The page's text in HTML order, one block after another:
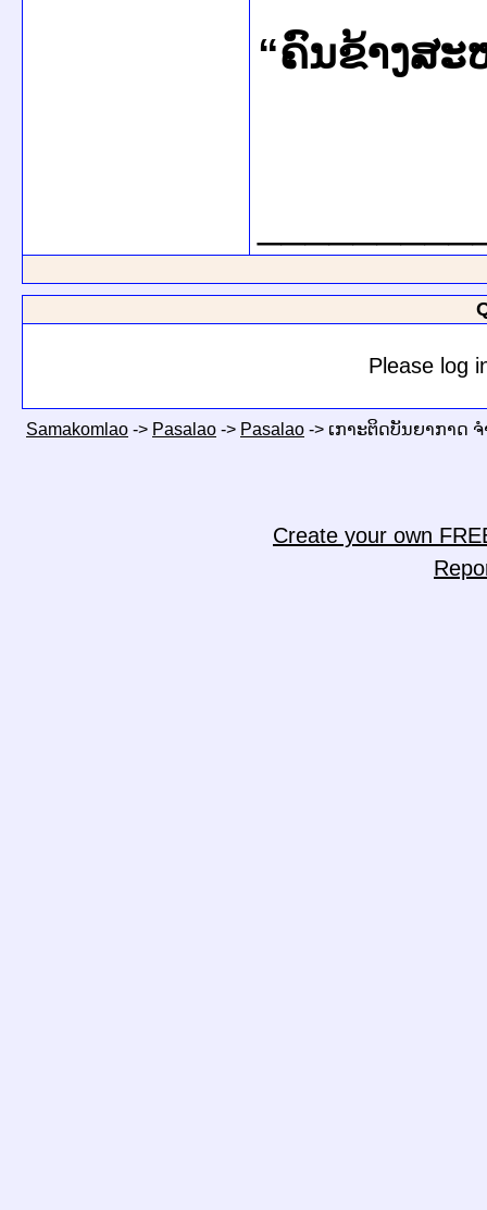
“ຄົນ​ຂ້າງ​ສະ
Please log
Samakomlao -> Pasalao -> Pasalao -> ເກາະຕິດບັນຍາກາດ
Create your own